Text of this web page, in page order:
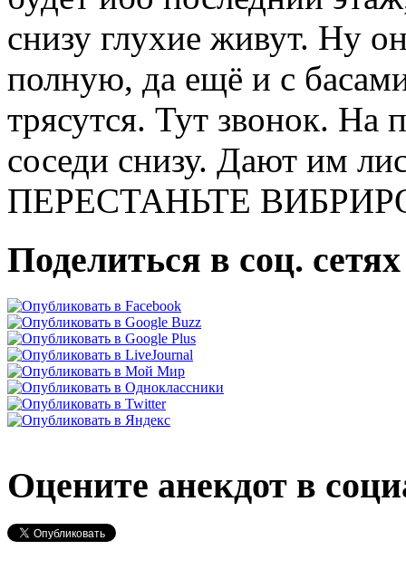
снизу глухие живут. Ну
полную, да ещё и с
трясутся. Тут звонок. На
соседи снизу. Дают им
ПЕРЕСТАНЬТЕ
Поделиться в соц. сетях
Оцените анекдот в